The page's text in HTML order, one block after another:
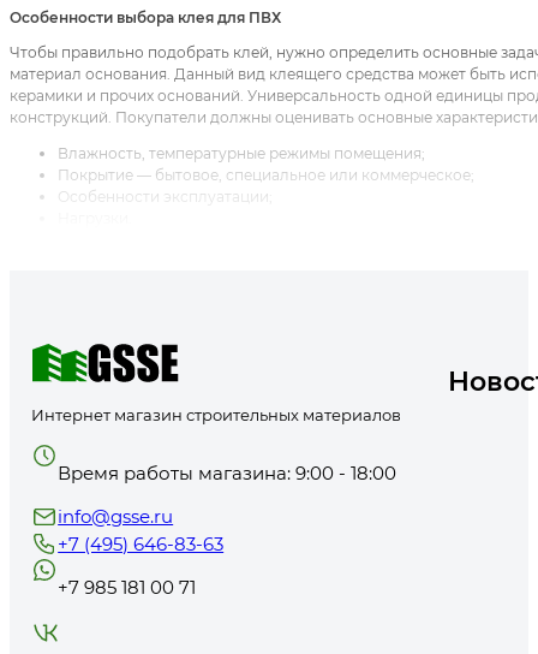
Особенности выбора клея для ПВХ
Чтобы правильно подобрать клей, нужно определить основные
материал основания. Данный вид клеящего средства может быть
керамики и прочих оснований. Универсальность одной единицы
конструкций. Покупатели должны оценивать основные
Влажность, температурные режимы помещения;
Покрытие — бытовое, специальное или коммерческое;
Особенности эксплуатации;
не расслаиваются под воздействием негативным факторов.
человеку. Удобная тара в виде тюбика, баллончика дают
мгновенное высыхание, не требуя дополнительных выдержек.
Заказ товара по доступной цене
Купить клей для ПВХ не составит труда, если обратится в
разнообразная продукция в зависимости от условий его
проверенные виды товара. Заказ оформляется непосредственно
количество продукции в зависимости от объема тары. За
России.
Интернет магазин строительных материалов
Время работы магазина: 9:00 - 18:00
info@gsse.ru
+7 (495) 646-83-63
+7 985 181 00 71